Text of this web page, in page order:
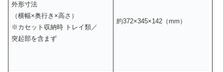
外形寸法
（横幅×奥行き×高さ）
※カセット収納時 トレイ類／
突起部を含まず
約372×345×142（mm）